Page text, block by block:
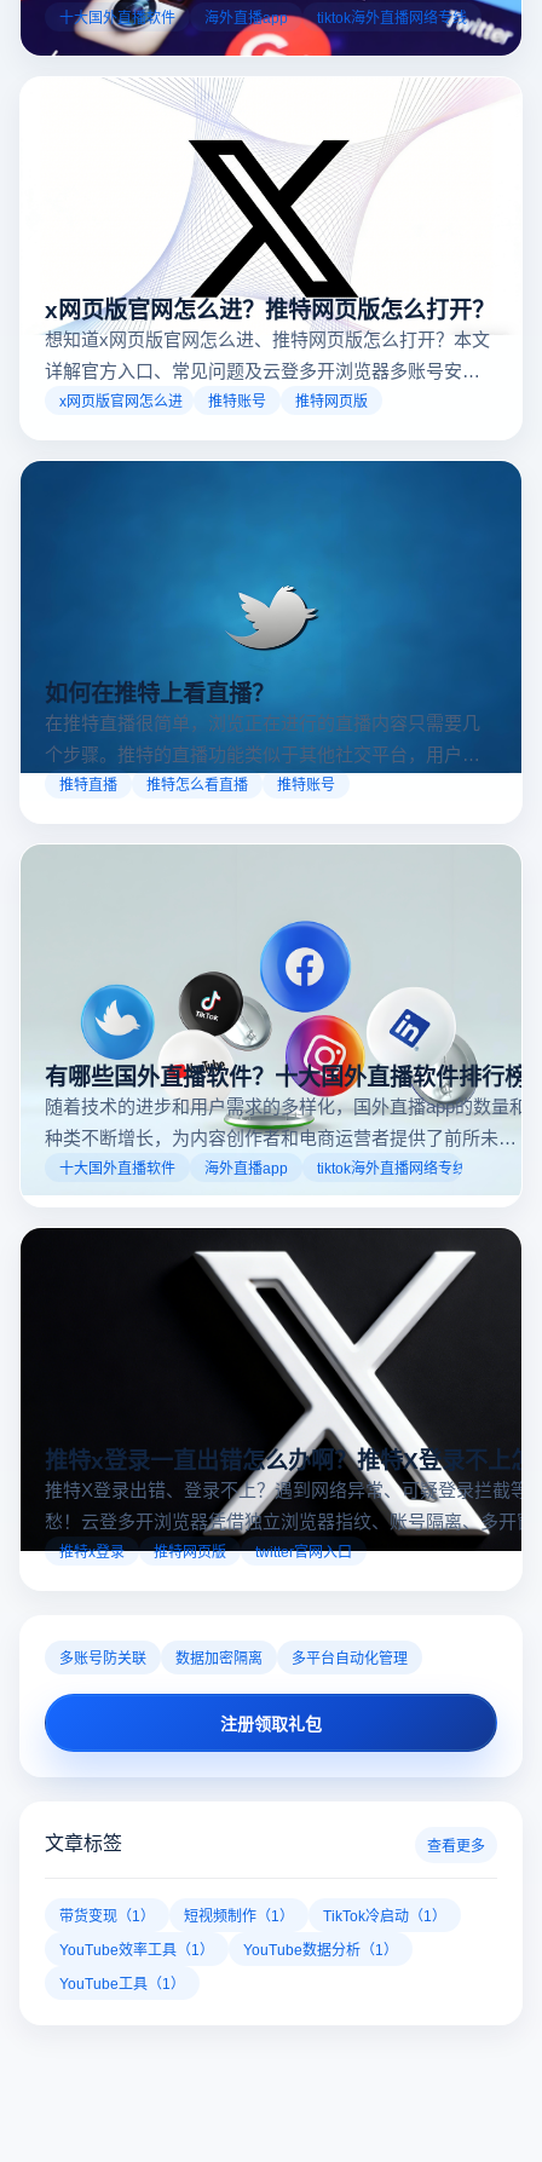
业工具规避风险，能显著降低封号概率。以下推荐十大国外
台，并结合云登多开浏览器的功能，详解如何安全高效运营。
十大国外直播软件 海外直播app tiktok海外直播网络专线
x网页版官网怎么进？推特网页版怎么打开？
想知道x网页版官网怎么进、推特网页版怎么打开？本文
详解官方入口、常见问题及云登多开浏览器多账号安全
访问方案，助你稳定登录高效运营。
x网页版官网怎么进 推特账号 推特网页版
如何在推特上看直播？
在推特直播很简单，浏览正在进行的直播内容只需要几
个步骤。推特的直播功能类似于其他社交平台，用户可
以通过关注自己喜欢的账号、浏览话题标签或查看实时
可以随时随地参与实时互动，无论是关注新闻事件、休
推特直播 推特怎么看直播 推特账号
有哪些国外直播软件？十大国外直播软件排行榜
随着技术的进步和用户需求的多样化，国外直播app的数量和
种类不断增长，为内容创作者和电商运营者提供了前所未有
的机遇。如果你是一个跨境电商从业者，想要了解2025年十
大国外直播软件排行榜，那么你来对地方了！接下来跟着云
登多开浏览器一起来了解海外直播平台哪些最受欢迎。
十大国外直播软件 海外直播app tiktok海外直播网络专线
推特x登录一直出错怎么办啊？推特X登录不上怎
推特X登录出错、登录不上？遇到网络异常、可疑登录拦截等
愁！云登多开浏览器凭借独立浏览器指纹、账号隔离、多开窗
对性解决登录难题，让推特X登录更稳定安全～
推特x登录 推特网页版 twitter官网入口
多账号防关联 数据加密隔离 多平台自动化管理
注册领取礼包
文章标签 查看更多
带货变现（1） 短视频制作（1）
TikTok冷启动（1）
YouTube效率工具（1）
YouTube数据分析（1）
YouTube工具（1）